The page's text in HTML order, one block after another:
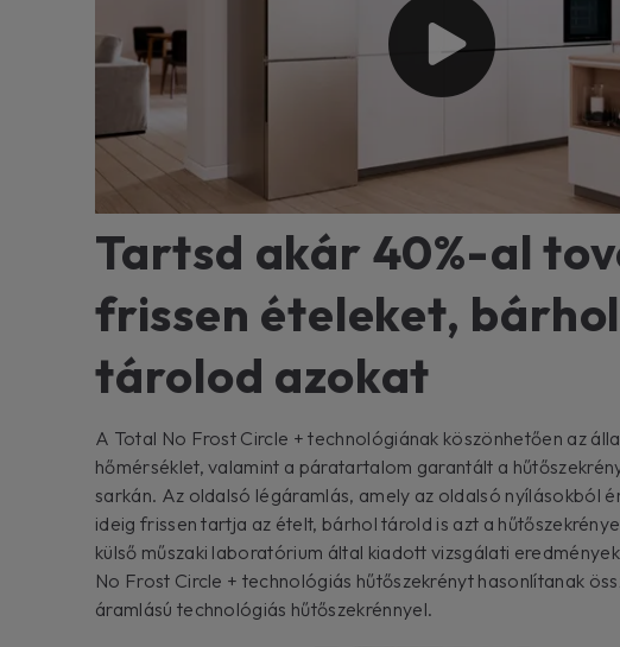
Tartsd akár 40%-al
frissen ételeket, bárhol
tárolod azokat
A Total No Frost Circle + technológiának köszönhetően az
hőmérséklet, valamint a páratartalom garantált a
sarkán. Az oldalsó légáramlás, amely az oldalsó nyílásokból
ideig frissen tartja az ételt, bárhol tárold is azt a
külső műszaki laboratórium által kiadott vizsgálati
No Frost Circle + technológiás hűtőszekrényt hasonlítanak
áramlású technológiás hűtőszekrénnyel.